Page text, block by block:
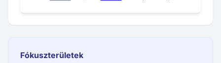
Fókuszterületek